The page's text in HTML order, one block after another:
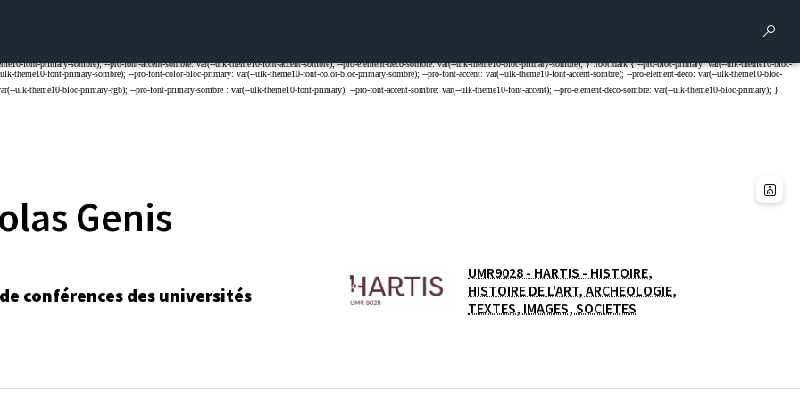
Genis
conférences des universités
UMR9028 - HARTIS - HISTOIRE,
HISTOIRE DE L'ART, ARCHEOLOGIE,
TEXTES, IMAGES, SOCIETES